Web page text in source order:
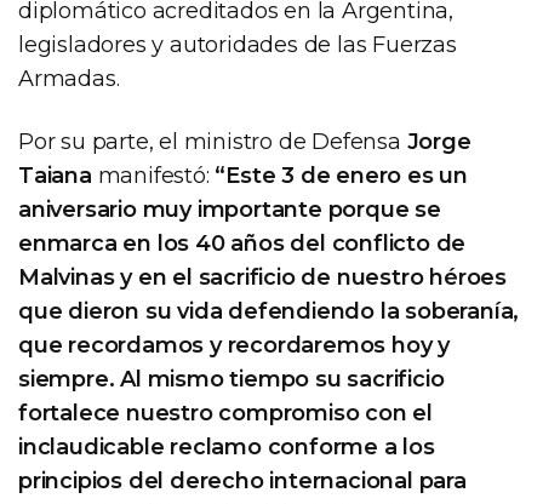
diplomático acreditados en la Argentina,
legisladores y autoridades de las Fuerzas
Armadas.
Por su parte, el ministro de Defensa Jorge
Taiana manifestó: “Este 3 de enero es un
aniversario muy importante porque se
enmarca en los 40 años del conflicto de
Malvinas y en el sacrificio de nuestro héroes
que dieron su vida defendiendo la soberanía,
que recordamos y recordaremos hoy y
siempre. Al mismo tiempo su sacrificio
fortalece nuestro compromiso con el
inclaudicable reclamo conforme a los
principios del derecho internacional para